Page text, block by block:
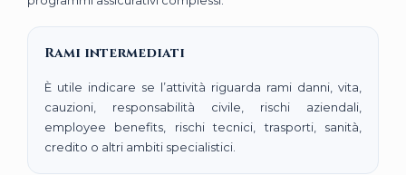
Rami intermediati
È utile indicare se l’attività riguarda rami danni, vita,
cauzioni, responsabilità civile, rischi aziendali,
employee benefits, rischi tecnici, trasporti, sanità,
credito o altri ambiti specialistici.